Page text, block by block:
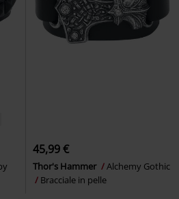
45,99 €
Thor's Hammer
Alchemy Gothic
Bracciale in pelle